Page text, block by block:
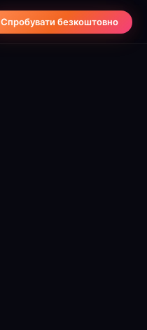
Спробувати безкоштовно